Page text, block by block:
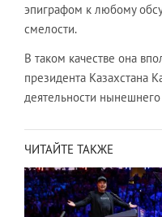
эпиграфом к любому
смелости.
В таком качестве она
президента Казахстана
деятельности нынешнего
ЧИТАЙТЕ ТАКЖЕ